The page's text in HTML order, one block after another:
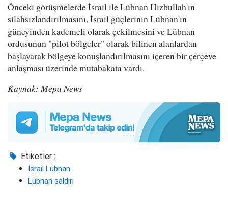
Önceki görüşmelerde İsrail ile Lübnan Hizbullah'ın
silahsızlandırılmasını, İsrail güçlerinin Lübnan'ın
güneyinden kademeli olarak çekilmesini ve Lübnan
ordusunun "pilot bölgeler" olarak bilinen alanlardan
başlayarak bölgeye konuşlandırılmasını içeren bir çerçeve
anlaşması üzerinde mutabakata vardı.
Kaynak: Mepa News
Etiketler :
İsrail Lübnan
Lübnan saldırı